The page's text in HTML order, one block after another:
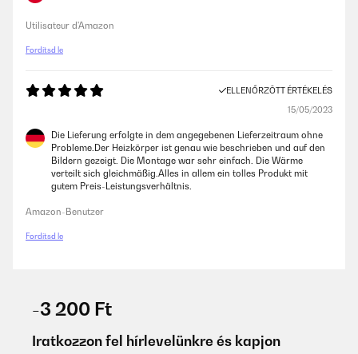
Utilisateur d'Amazon
Fordítsd le
ELLENŐRZÖTT ÉRTÉKELÉS
15/05/2023
Die Lieferung erfolgte in dem angegebenen Lieferzeitraum ohne
Probleme.Der Heizkörper ist genau wie beschrieben und auf den
Bildern gezeigt. Die Montage war sehr einfach. Die Wärme
verteilt sich gleichmäßig.Alles in allem ein tolles Produkt mit
gutem Preis-Leistungsverhältnis.
Amazon-Benutzer
Fordítsd le
-3 200 Ft
Iratkozzon fel hírlevelünkre és kapjon